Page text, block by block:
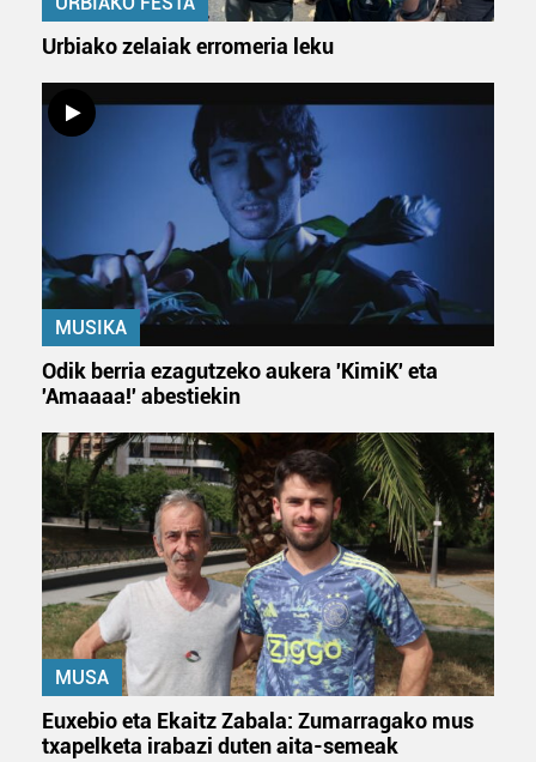
Urbiako zelaiak erromeria leku
MUSIKA
Odik berria ezagutzeko aukera 'KimiK' eta
'Amaaaa!' abestiekin
MUSA
Euxebio eta Ekaitz Zabala: Zumarragako mus
txapelketa irabazi duten aita-semeak